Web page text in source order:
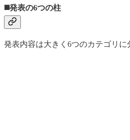
◼️発表の6つの柱
発表内容は大きく6つのカテゴリに